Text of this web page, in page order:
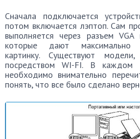
Сначала подключается
потом включается лэптоп. Сам
выполняется через разъем
которые дают максимально
картинку. Существуют
посредством WI-FI. В каждом
необходимо внимательно
понять, что все было сделано